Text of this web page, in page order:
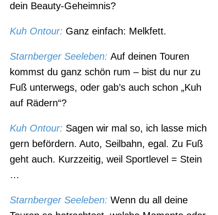
dein Beauty-Geheimnis?
Kuh Ontour: Ganz einfach: Melkfett.
Starnberger Seeleben: Auf deinen Touren
kommst du ganz schön rum – bist du nur zu
Fuß unterwegs, oder gab’s auch schon „Kuh
auf Rädern“?
Kuh Ontour: Sagen wir mal so, ich lasse mich
gern befördern. Auto, Seilbahn, egal. Zu Fuß
geht auch. Kurzzeitig, weil Sportlevel = Stein
…
Starnberger Seeleben: Wenn du all deine